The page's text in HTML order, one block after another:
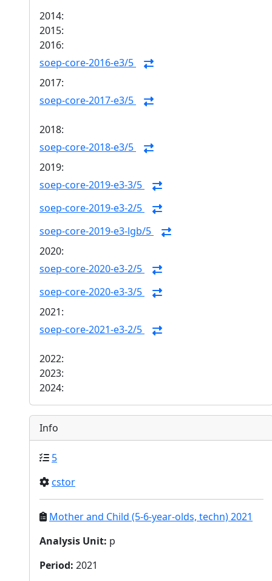
2014:
2015:
2016:
soep-core-2016-e3/5
2017:
soep-core-2017-e3/5
2018:
soep-core-2018-e3/5
2019:
soep-core-2019-e3-3/5
soep-core-2019-e3-2/5
soep-core-2019-e3-lgb/5
2020:
soep-core-2020-e3-2/5
soep-core-2020-e3-3/5
2021:
soep-core-2021-e3-2/5
2022:
2023:
2024:
Info
5
cstor
Mother and Child (5-6-year-olds, techn) 2021
Analysis Unit: p
Period: 2021